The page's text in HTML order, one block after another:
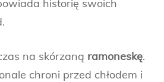
historię swoich
na skórzaną ramoneskę.
chroni przed chłodem i